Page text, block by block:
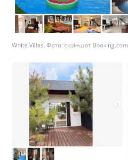
White Villas. Фото: скріншот Booking.com